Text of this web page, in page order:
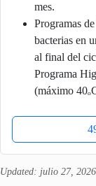
mes.
Programas
bacterias en
al final del
Programa
(máximo
Updated: julio 27,